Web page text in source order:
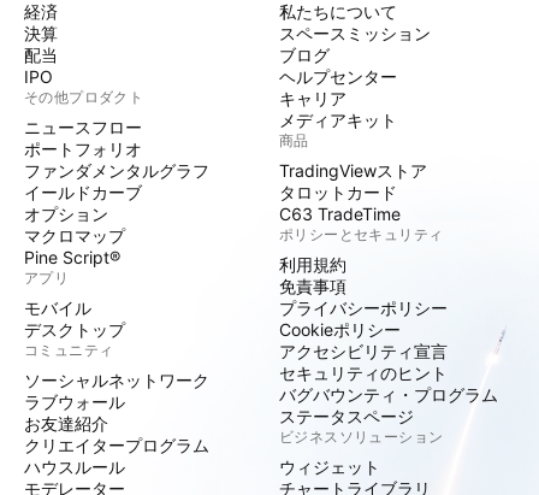
経済
決算
配当
IPO
その他プロダクト
ニュースフロー
ポートフォリオ
ファンダメンタルグラフ
イールドカーブ
オプション
マクロマップ
Pine Script®
アプリ
モバイル
デスクトップ
コミュニティ
ソーシャルネットワーク
ラブウォール
お友達紹介
クリエイタープログラム
ハウスルール
モデレーター
私たちについて
スペースミッション
ブログ
ヘルプセンター
キャリア
メディアキット
商品
TradingViewストア
タロットカード
C63 TradeTime
ポリシーとセキュリティ
利用規約
免責事項
プライバシーポリシー
Cookieポリシー
アクセシビリティ宣言
セキュリティのヒント
バグバウンティ・プログラム
ステータスページ
ビジネスソリューション
ウィジェット
チャートライブラリ